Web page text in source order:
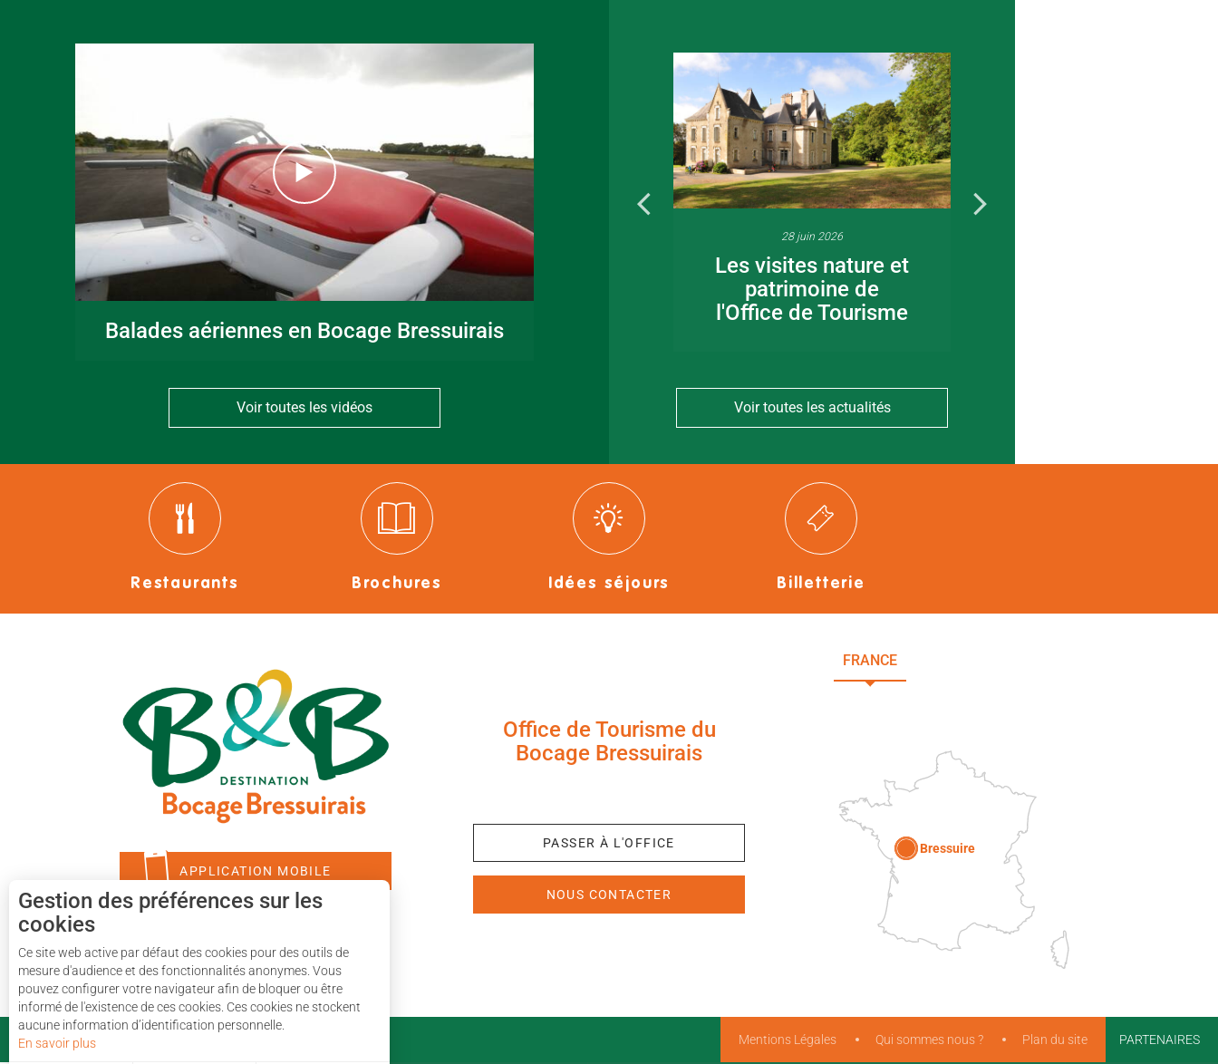
Balades aériennes en Bocage Bressuirais
Voir toutes les vidéos
16 juin 2026
Fête de la musique
28 juin 2026
Les visites nature et
patrimoine de
l'Office de Tourisme
Voir toutes les actualités
Restaurants Brochures Idées séjours Billetterie
APPLICATION MOBILE
Office de Tourisme du
Bocage Bressuirais
PASSER À L'OFFICE
NOUS CONTACTER
FRANCE
Bressuire
PARTENAIRES
Mentions Légales Qui sommes nous ? Plan du site
Gestion des préférences sur les
cookies
Ce site web active par défaut des cookies pour des outils de
mesure d'audience et des fonctionnalités anonymes. Vous
pouvez configurer votre navigateur afin de bloquer ou être
informé de l'existence de ces cookies. Ces cookies ne stockent
aucune information d’identification personnelle.
En savoir plus